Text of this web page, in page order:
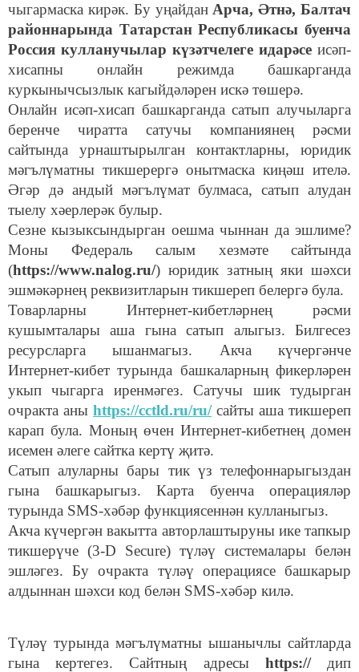
чыгармаска кирәк. Бу уңайдан Арча, Әтнә, Балтач
районнарында Татарстан Республикасы буенча
Россия кулланучылар күзәтчелеге идарәсе исәп-
хисапны онлайн режимда башкарганда
куркынычсызлык кагыйдәләрен искә төшерә.
Онлайн исәп-хисап башкарганда сатып алучыларга
беренче чиратта сатучы компаниянең рәсми
сайтында урнаштырылган контактларны, юридик
мәгълүматны тикшерергә онытмаска киңәш ителә.
Әгәр дә андый мәгълүмат булмаса, сатып алудан
тыелу хәерлерәк булыр.
Сезне кызыксындырган оешма чыннан да эшлиме?
Моны Федераль салым хезмәте сайтында
(https://www.nalog.ru/) юридик затның яки шәхси
эшмәкәрнең реквизитларын тикшереп белергә була.
Товарларны Интернет-кибетләрнең рәсми
кушымталары аша гына сатып алыгыз. Билгесез
ресурсларга ышанмагыз. Акча күчергәнче
Интернет-кибет турында башкаларның фикерләрен
укып чыгарга иренмәгез. Сатучы шик тудырган
очракта аны https://cctld.ru/ru/сайты аша тикшереп
карап була. Моның өчен Интернет-кибетнең домен
исемен әлеге сайтка кертү җитә.
Сатып алуларны бары тик үз телефоннарыгыздан
гына башкарыгыз. Карта буенча операцияләр
турында SMS-хәбәр функциясеннән кулланыгыз.
Акча күчергән вакытта авторлаштыруны ике тапкыр
тикшерүче (3-D Secure) түләү системалары белән
эшләгез. Бу очракта түләү операциясе башкарыр
алдыннан шәхси код белән SMS-хәбәр килә.
Түләү турында мәгълүматны ышанычлы сайтларда
гына кертегез. Сайтның адресы https://дип